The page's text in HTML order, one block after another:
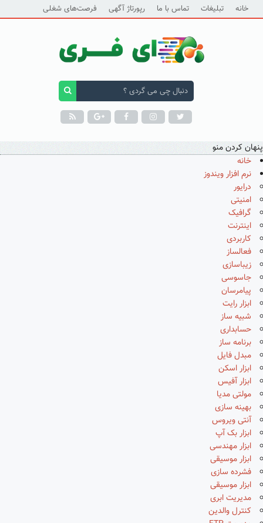
خانه تبلیغات تماس با ما رپورتاژ آگهی فرصت‌های شغلی
پنهان کردن منو
خانه
نرم افزار ویندوز
درایور
امنیتی
گرافیک
اینترنت
کاربردی
فعالساز
زیباسازی
جاسوسی
پیامرسان
ابزار رایت
شبیه ساز
حسابداری
برنامه ساز
مبدل فایل
ابزار اسکن
ابزار آفیس
مولتی مدیا
بهینه سازی
آنتی ویروس
ابزار بک آپ
ابزار مهندسی
ابزار موسیقی
فشرده سازی
ابزار موسیقی
مدیریت ابری
کنترل والدین